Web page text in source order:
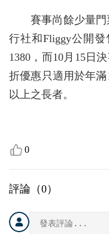
賽事尚餘少量
行社和Fliggy公開發
1380，而10月15日
折優惠只適用於年
以上之長者。
0
評論（0）